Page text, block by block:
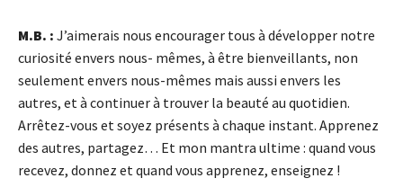
M.B. : J’aimerais nous encourager tous à développer notre
curiosité envers nous- mêmes, à être bienveillants, non
seulement envers nous-mêmes mais aussi envers les
autres, et à continuer à trouver la beauté au quotidien.
Arrêtez-vous et soyez présents à chaque instant. Apprenez
des autres, partagez… Et mon mantra ultime : quand vous
recevez, donnez et quand vous apprenez, enseignez !